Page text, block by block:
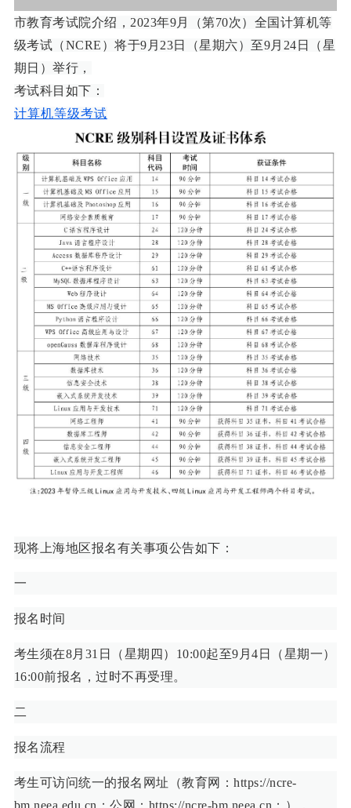
市教育考试院介绍，2023年9月（第70次）全国计算机等
级考试（NCRE）将于9月23日（星期六）至9月24日（星
期日）举行，
考试科目如下：
计算机等级考试
现将上海地区报名有关事项公告如下：
一
报名时间
考生须在8月31日（星期四）10:00起至9月4日（星期一）
16:00前报名，过时不再受理。
二
报名流程
考生可访问统一的报名网址（教育网：https://ncre-
bm.neea.edu.cn；公网：https://ncre-bm.neea.cn；），